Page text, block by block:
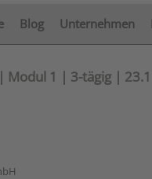
Blog Unternehmen
Modul 1 | 3-tägig |